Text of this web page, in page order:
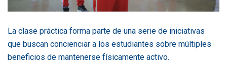
La clase práctica forma parte de una serie de iniciativas
que buscan concienciar a los estudiantes sobre múltiples
beneficios de mantenerse físicamente activo.